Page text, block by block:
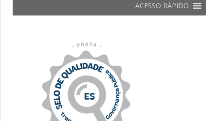
ACESSO RÁPIDO